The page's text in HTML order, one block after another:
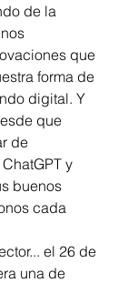
de la
que
forma de
digital. Y
que
de
y
buenos
cada
el 26 de
una de